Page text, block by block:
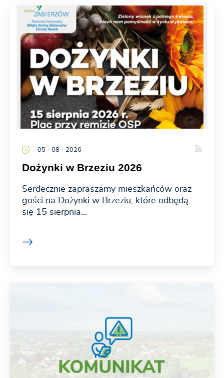
05 - 08 - 2026
Dożynki w Brzeziu 2026
Serdecznie zapraszamy mieszkańców oraz
gości na Dożynki w Brzeziu, które odbędą
się 15 sierpnia...